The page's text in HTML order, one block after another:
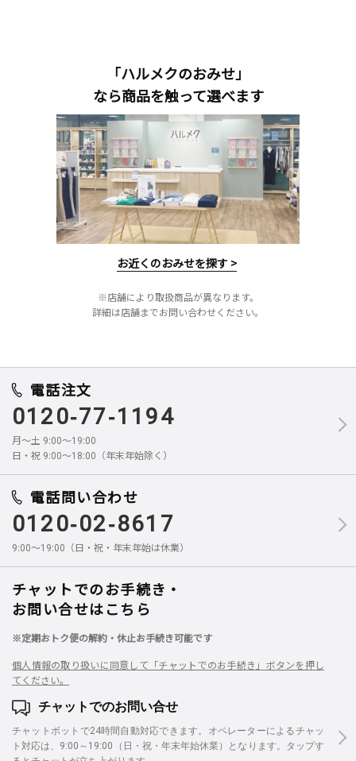
「ハルメクのおみせ」
なら商品を触って選べます
お近くのおみせを探す >
※店舗により取扱商品が異なります。
詳細は店舗までお問い合わせください。
電話注文
0120-77-1194
月～土 9:00～19:00
日・祝 9:00～18:00（年末年始除く）
電話問い合わせ
0120-02-8617
9:00～19:00（日・祝・年末年始は休業）
チャットでのお手続き・
お問い合せはこちら
※定期おトク便の解約・休止お手続き可能です
個人情報の取り扱いに同意して「チャットでのお手続き」ボタンを押し
てください。
チャットでのお問い合せ
チャットボットで24時間自動対応できます。オペレーターによるチャッ
ト対応は、9:00～19:00（日・祝・年末年始休業）となります。タップす